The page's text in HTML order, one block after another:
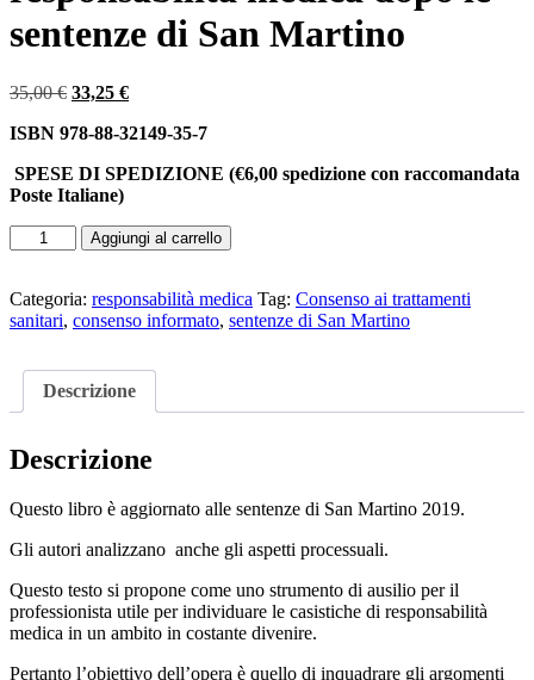
sentenze di San Martino
35,00€ Il
originale
35,00 €.
33,25 €Il
attuale
33,25 €.
ISBN 978-88-32149-35-7
SPESE DI SPEDIZIONE (€6,00 spedizione con raccomandata
Poste Italiane)
LIBRO
Profili
responsabilità
medica
sentenze
di
Martino
quantità
Aggiungi al carrello
Categoria: responsabilità medica Tag: Consenso ai trattamenti
sanitari, consenso informato, sentenze di San Martino
Descrizione
Descrizione
Questo libro è aggiornato alle sentenze di San Martino 2019.
Gli autori analizzano anche gli aspetti processuali.
Questo testo si propone come uno strumento di ausilio per il
professionista utile per individuare le casistiche di responsabilità
medica in un ambito in costante divenire.
Pertanto l’obiettivo dell’opera è quello di inquadrare gli argomenti